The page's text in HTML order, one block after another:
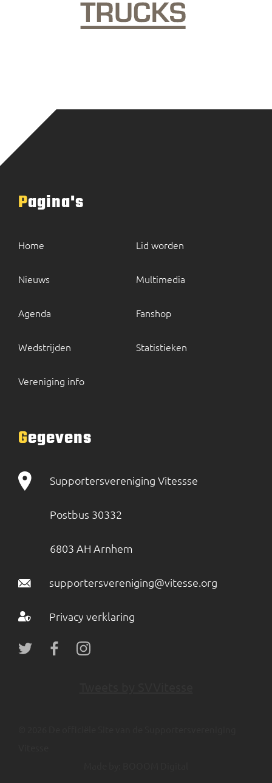
Pagina's
Home
Nieuws
Agenda
Wedstrijden
Vereniging info
Lid worden
Multimedia
Fanshop
Statistieken
Gegevens
Supportersvereniging Vitessse
Postbus 30332
6803 AH Arnhem
supportersvereniging@vitesse.org
Privacy verklaring